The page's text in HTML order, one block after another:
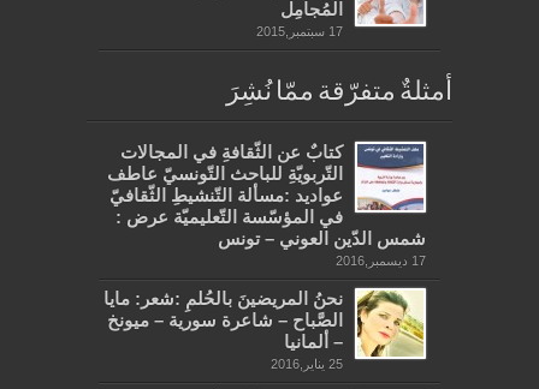
المُجامِل
17 سبتمبر,2015
أمثلةٌ متفرّقة ممّا نُشِرَ
كتابٌ عن الثّقافةِ في المجالات
التّربويّةِ للباحث التّونسيّ عاطف
عواديد :مسألة التّنشيطِ الثّقافيّ
في المؤسّسة التّعليميّة عرض :
شمس الدّين العوني – تونس
17 ديسمبر,2016
نحنُ المريضينَ بالحُلمِ :شعر: مايا
الصَّباح – شاعرة سورية – ميونخ
– ألمانيا
25 يناير,2016